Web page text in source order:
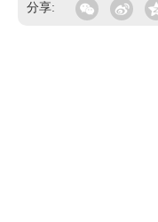
分享: